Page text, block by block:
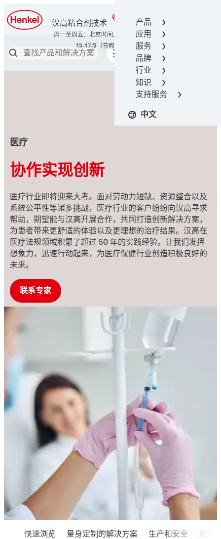
产品
应用
服务
品牌
行业
知识
支持服务
中文
汉高粘合剂技术 400-666-7306
医疗
协作实现创新
医疗行业即将迎来大考。面对劳动力短缺、资源整合以及
系统公平性等诸多挑战，医疗行业的客户纷纷向汉高寻求
帮助，期望能与汉高开展合作，共同打造创新解决方案，
为患者带来更舒适的体验以及更理想的治疗结果。汉高在
医疗法规领域积累了超过 50 年的实践经验。让我们发挥
想象力，迅速行动起来，为医疗保健行业创造积极良好的
未来。
联系专家
快速浏览 量身定制的解决方案 生产和安全 资源